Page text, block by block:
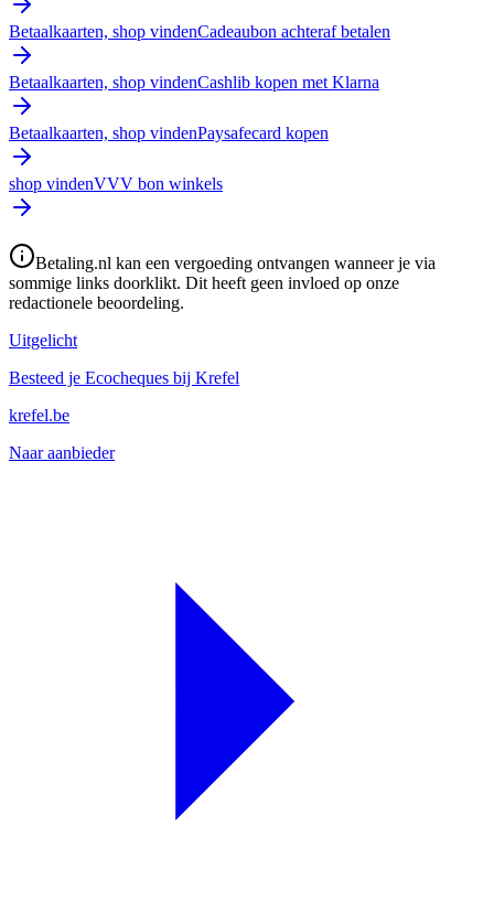
Betaalkaarten, shop vindenCadeaubon achteraf betalen
Betaalkaarten, shop vindenCashlib kopen met Klarna
Betaalkaarten, shop vindenPaysafecard kopen
shop vindenVVV bon winkels
Betaling.nl kan een vergoeding ontvangen wanneer je via
sommige links doorklikt. Dit heeft geen invloed op onze
redactionele beoordeling.
Uitgelicht
Besteed je Ecocheques bij Krefel
krefel.be
Naar aanbieder